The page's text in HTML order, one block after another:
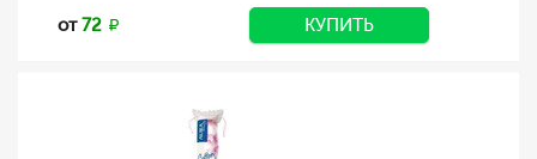
от72 КУПИТЬ